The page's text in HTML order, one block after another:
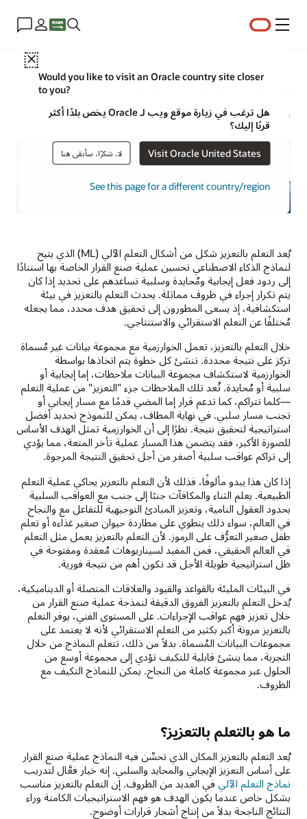
القائمة
Close
Would you like to visit an Oracle country site closer
to you?
هل ترغب في زيارة موقع ويب لـ Oracle يخص بلدًا أكثر
قربًا إليك؟
Visit Oracle United States لا، شكرًا، سأبقى هنا
See this page for a different country/region
ما هو بالتعلم بالتعزيز؟
مايكل تشن | خبير استراتيجيات المحتوى | 3 أبريل 2024
يُعد التعلم بالتعزيز شكل من أشكال التعلم الآلي (ML) الذي يتيح
لنماذج الذكاء الاصطناعي تحسين عملية صنع القرار الخاصة بها استنادًا
إلى ردود فعل إيجابية ومُحايدة وسلبية تساعدهم على تحديد إذا كان
يتم تكرار إجراء في ظروف مماثلة. يحدث التعلم بالتعزيز في بيئة
استكشافية، إذ يسعى المطورون إلى تحقيق هدف محدد، مما يجعله
مُختلفًا عن التعلم الاستقرائي والاستنتاجي.
خلال التعلم بالتعزيز، تعمل الخوارزمية مع مجموعة بيانات غير مُسماة
تركز على نتيجة محددة. تنشئ كل خطوة يتم اتخاذها بواسطة
الخوارزمية لاستكشاف مجموعة البيانات ملاحظات، إما إيجابية أو
سلبية أو مُحايدة. تُعد تلك الملاحظات جزء "التعزيز" من عملية التعلم
—كلما تتراكم، كما تدعم قرار إما المضي قدمًا مع مسار إيجابي أو
تجنب مسار سلبي. في نهاية المطاف، يمكن للنموذج تحديد أفضل
استراتيجية لتحقيق نتيجة. نظرًا إلى أن الخوارزمية تمثل الهدف الأساس
للصورة الأكبر، فقد يتضمن هذا المسار عملية تأخر المتعة، مما يؤدي
إلى تراكم عواقب سلبية أصغر من أجل تحقيق النتيجة المرجوة.
إذا كان هذا يبدو مألوفًا، فذلك لأن التعلم بالتعزيز يحاكي عملية التعلم
الطبيعية. يعلم الثناء والمكافآت جنبًا إلى جنب مع العواقب السلبية
بحدود العقول النامية، وتعزيز المبادئ التوجيهية للتفاعل مع والنجاح
في العالم، سواء ذلك ينطوي على مطاردة حيوان صغير غذاءه أو تعلم
طفل صغير التعرُّف على الرموز. لأن التعلم بالتعزيز يعمل مثل التعلم
في العالم الحقيقي، فمن المفيد لسيناريوهات مُعقدة ومفتوحة في
ظل استراتيجية طويلة الأجل قد تكون أهم من نتيجة فورية.
في البيئات المليئة بالقواعد والقيود والعلاقات المتصلة أو الديناميكية،
يُدخل التعلم بالتعزيز الفروق الدقيقة لنمذجة عملية صنع القرار من
خلال تعزيز فهم عواقب الإجراءات. على المستوى الفني، يوفر التعلم
بالتعزيز مرونة أكبر بكثير من التعلم الاستقرائي لأنه لا يعتمد على
مجموعات البيانات المُسماة. بدلاً من ذلك، تتعلم النماذج من خلال
التجربة، مما ينشئ قابلية للتكيف تؤدي إلى مجموعة أوسع من
الحلول عبر مجموعة كاملة من النجاح. يمكن للنماذج التكيف مع
الظروف.
ما هو بالتعلم بالتعزيز؟
يُعد التعلم بالتعزيز المكان الذي تحسِّن فيه النماذج عملية صنع القرار
على أساس التعزيز الإيجابي والمحايد والسلبي. إنه خيار فعَّال لتدريب
نماذج التعلم الآلي في العديد من الظروف. إن التعلم بالتعزيز مناسب
بشكل خاص عندما يكون الهدف هو فهم الاستراتيجيات الكامنة وراء
النتائج الناجحة بدلاً من إنتاج أشجار قرارات أوضوح.